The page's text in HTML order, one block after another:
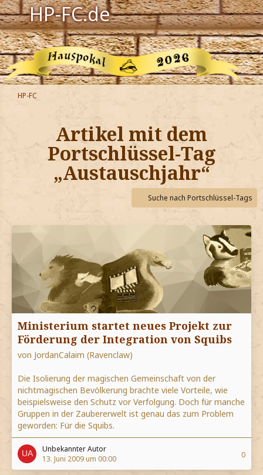
HP-FC.de
Navigation
Harry Potter
Der HP-FC
Hogwarts
Zauberwelt
Willkommen
Jetzt Fanclub-Mitglied werden!
HP-FC
Artikel mit dem
Portschlüssel-Tag
„Austauschjahr“
Suche nach Portschlüssel-Tags
Ministerium startet neues Projekt zur
Förderung der Integration von Squibs
von JordanCalaim (Ravenclaw)
Die Isolierung der magischen Gemeinschaft von der
nichtmagischen Bevölkerung brachte viele Vorteile, wie
beispielsweise den Schutz vor Verfolgung. Doch für manche
Gruppen in der Zaubererwelt ist genau das zum Problem
geworden: Für die Squibs.
Unbekannter Autor
13. Juni 2009 um 00:00
0